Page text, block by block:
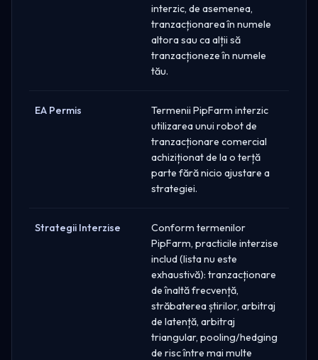
interzic, de asemenea,
tranzacționarea în numele
altora sau ca alții să
tranzacționeze în numele
tău.
EA Permis
Termenii PipFarm interzic
utilizarea unui robot de
tranzacționare comercial
achiziționat de la o terță
parte fără nicio ajustare a
strategiei.
Strategii Interzise
Conform termenilor
PipFarm, practicile interzise
includ (lista nu este
exhaustivă): tranzacționare
de înaltă frecvență,
străbaterea știrilor, arbitraj
de latență, arbitraj
triangular, pooling/hedging
de risc între mai multe